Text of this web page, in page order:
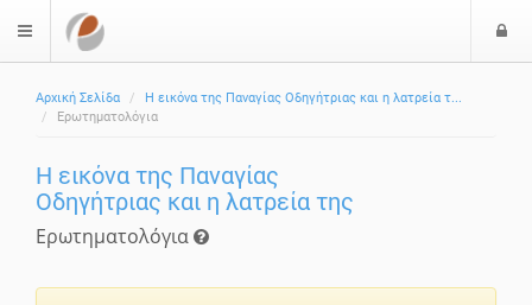
$langMenu
Αρχική Σελίδα
Η εικόνα της Παναγίας Οδηγήτριας και η λατρεία τ...
Ερωτηματολόγια
Η εικόνα της Παναγίας
Οδηγήτριας και η λατρεία της
Ερωτηματολόγια